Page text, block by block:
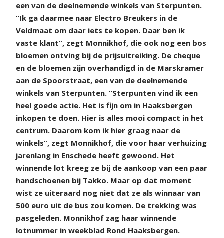
een van de deelnemende winkels van Sterpunten.
“Ik ga daarmee naar Electro Breukers in de
Veldmaat om daar iets te kopen. Daar ben ik
vaste klant”, zegt Monnikhof, die ook nog een bos
bloemen ontving bij de prijsuitreiking. De cheque
en de bloemen zijn overhandigd in de Marskramer
aan de Spoorstraat, een van de deelnemende
winkels van Sterpunten. “Sterpunten vind ik een
heel goede actie. Het is fijn om in Haaksbergen
inkopen te doen. Hier is alles mooi compact in het
centrum. Daarom kom ik hier graag naar de
winkels”, zegt Monnikhof, die voor haar verhuizing
jarenlang in Enschede heeft gewoond. Het
winnende lot kreeg ze bij de aankoop van een paar
handschoenen bij Takko. Maar op dat moment
wist ze uiteraard nog niet dat ze als winnaar van
500 euro uit de bus zou komen. De trekking was
pasgeleden. Monnikhof zag haar winnende
lotnummer in weekblad Rond Haaksbergen.